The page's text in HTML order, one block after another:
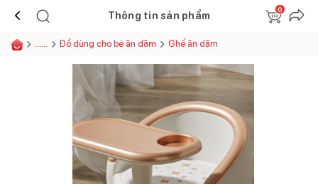
Thông tin sản phẩm
0
...... Đồ dùng cho bé ăn dặm Ghế ăn dặm